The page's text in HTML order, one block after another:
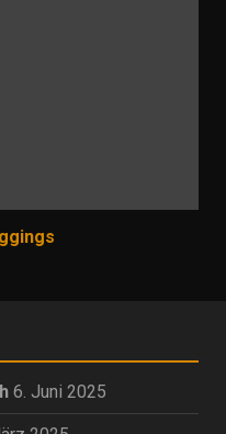
6. Juni 2025